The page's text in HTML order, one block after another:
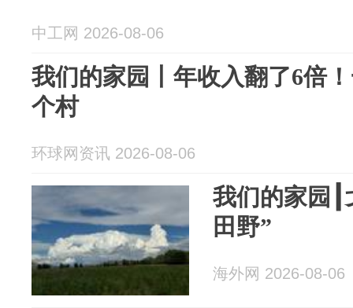
中工网 2026-08-06
我们的家园丨年收入翻了6倍
个村
环球网资讯 2026-08-06
我们的家园┃
田野”
海外网 2026-08-06